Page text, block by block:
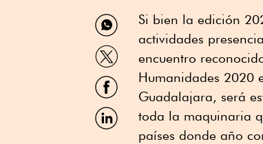
Compartir
por
WhatsApp
Compartir
por
Twitter
Compartir
por
Facebook
Compartir
por
Si bien la edición
actividades
encuentro
Humanidades 2020
Guadalajara, será
toda la maquinaria
países donde año